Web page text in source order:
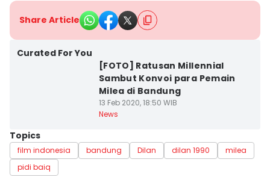
Share Article
Curated For You
[FOTO] Ratusan Millennial
Sambut Konvoi para Pemain
Milea di Bandung
13 Feb 2020, 18:50 WIB
News
Topics
film indonesia bandung Dilan dilan 1990
milea
pidi baiq